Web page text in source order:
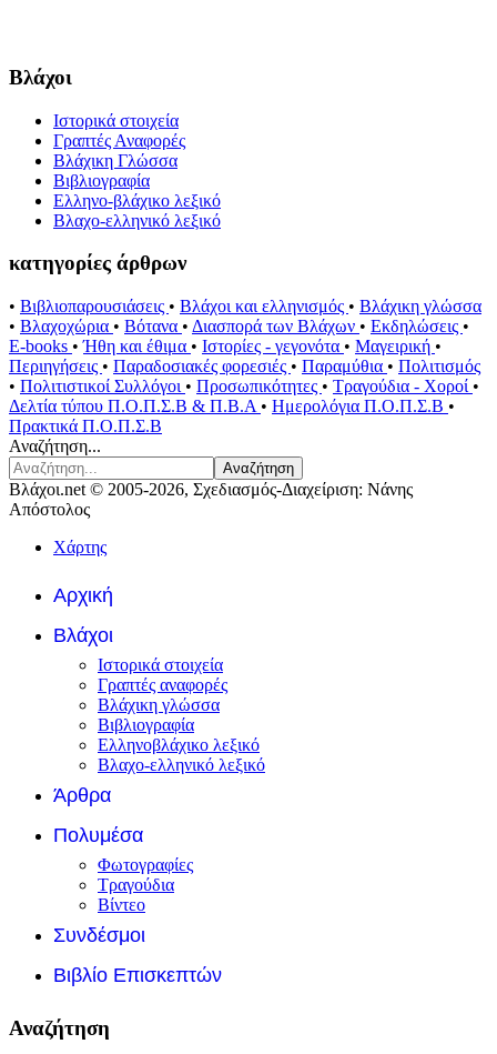
Βλάχοι
Ιστορικά στοιχεία
Γραπτές Αναφορές
Βλάχικη Γλώσσα
Βιβλιογραφία
Ελληνο-βλάχικο λεξικό
Βλαχο-ελληνικό λεξικό
κατηγορίες άρθρων
• Βιβλιοπαρουσιάσεις • Βλάχοι και ελληνισμός • Βλάχικη γλώσσα
• Βλαχοχώρια • Βότανα • Διασπορά των Βλάχων • Εκδηλώσεις •
E-books •Ήθη και έθιμα • Ιστορίες - γεγονότα • Μαγειρική •
Περιηγήσεις • Παραδοσιακές φορεσιές • Παραμύθια • Πολιτισμός
• Πολιτιστικοί Συλλόγοι • Προσωπικότητες • Τραγούδια - Χοροί •
Δελτία τύπου Π.Ο.Π.Σ.Β & Π.Β.Α • Ημερολόγια Π.Ο.Π.Σ.Β •
Πρακτικά Π.Ο.Π.Σ.Β
Αναζήτηση...
Αναζήτηση
Βλάχοι.net © 2005-2026, Σχεδιασμός-Διαχείριση: Νάνης
Απόστολος
Χάρτης
Αρχική
Βλάχοι
Ιστορικά στοιχεία
Γραπτές αναφορές
Βλάχικη γλώσσα
Βιβλιογραφία
Ελληνοβλάχικο λεξικό
Βλαχο-ελληνικό λεξικό
Άρθρα
Πολυμέσα
Φωτογραφίες
Τραγούδια
Βίντεο
Συνδέσμοι
Βιβλίο Επισκεπτών
Αναζήτηση